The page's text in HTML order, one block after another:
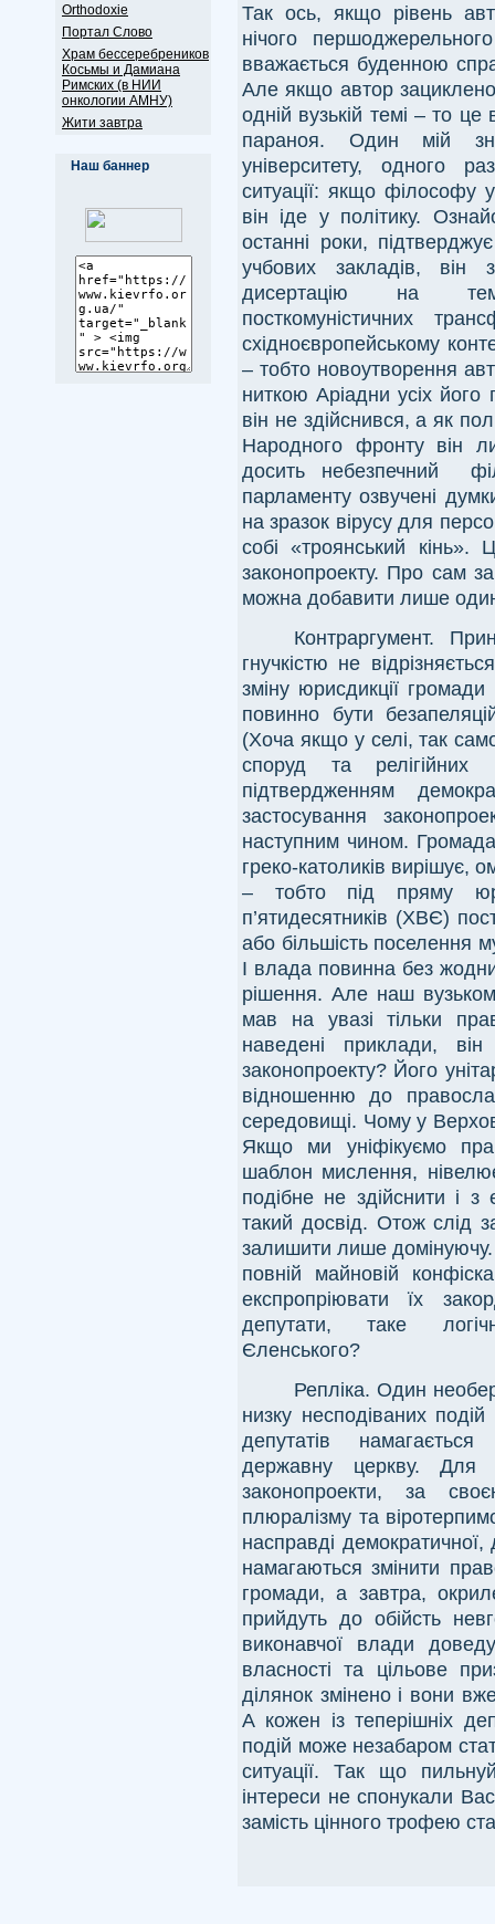
Оrthodoxie
Портал Слово
Храм бессеребреников
Косьмы и Дамиана
Римских (в НИИ
онкологии АМНУ)
Жити завтра
Наш баннер
Так ось, якщо рівень
нічого
вважається буденною
Але якщо автор зациклено
одній вузькій темі – то
параноя. Один мій
університету, одного
ситуації: якщо філософу
він іде у політику.
останні роки,
учбових закладів, він
дисертацію на тему
посткомуністичних
східноєвропейському
– тобто новоутворення
ниткою Аріадни усіх його
він не здійснився, а як
Народного фронту він
досить небезпечний
парламенту озвучені
на зразок вірусу для
собі «троянський кінь».
законопроекту. Про сам
можна добавити лише
Контраргумент.
гнучкістю не
зміну юрисдикції
повинно бути
(Хоча якщо у селі, так
споруд та
підтвердженням
застосування
наступним чином.
греко-католиків вирішує,
– тобто під пряму
п’ятидесятників (ХВЄ)
або більшість поселення
І влада повинна без
рішення. Але наш
мав на увазі тільки
наведені приклади,
законопроекту? Його
відношенню до
середовищі. Чому у
Якщо ми уніфікуємо
шаблон мислення,
подібне не здійснити і
такий досвід. Отож слід
залишити лише домінуючу.
повній майновій
експропріювати їх
депутати, таке
Єленського?
Репліка. Один
низку несподіваних
депутатів
державну церкву. Для
законопроекти, за
плюралізму та
насправді
намагаються змінити
громади, а завтра,
прийдуть до обійсть
виконавчої влади
власності та цільове
ділянок змінено і вони
А кожен із теперішніх
подій може незабаром
ситуації. Так що
інтереси не спонукали
замість цінного трофею